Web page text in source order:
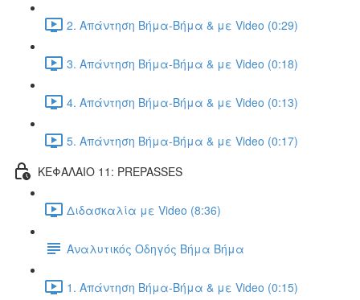
2. Απάντηση Βήμα-Βήμα & με Video (0:29)
3. Απάντηση Βήμα-Βήμα & με Video (0:18)
4. Απάντηση Βήμα-Βήμα & με Video (0:13)
5. Απάντηση Βήμα-Βήμα & με Video (0:17)
ΚΕΦΑΛΑΙΟ 11: PREPASSES
Διδασκαλία με Video (8:36)
Αναλυτικός Οδηγός Βήμα Βήμα
1. Απάντηση Βήμα-Βήμα & με Video (0:15)